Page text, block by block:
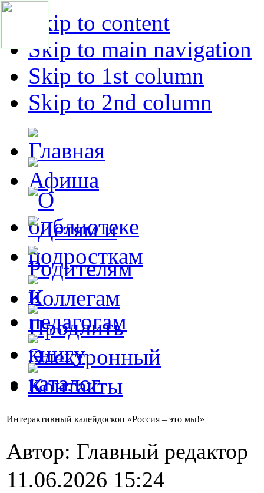
Skip to content
Skip to main navigation
Skip to 1st column
Skip to 2nd column
Интерактивный калейдоскоп «Россия – это мы!»
Автор: Главный редактор
11.06.2026 15:24